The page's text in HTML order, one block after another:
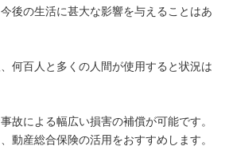
後の生活に甚大な影響を与えることはあ
何百人と多くの人間が使用すると状況は
故による幅広い損害の補償が可能です。
動産総合保険の活用をおすすめします。